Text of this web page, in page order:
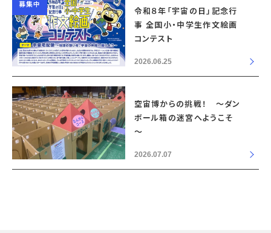
募集中
令和８年「宇宙の日」記念行
事 全国小・中学生作文絵画
コンテスト
2026.06.25
空宙博からの挑戦！ ～ダン
ボール箱の迷宮へようこそ
～
2026.07.07